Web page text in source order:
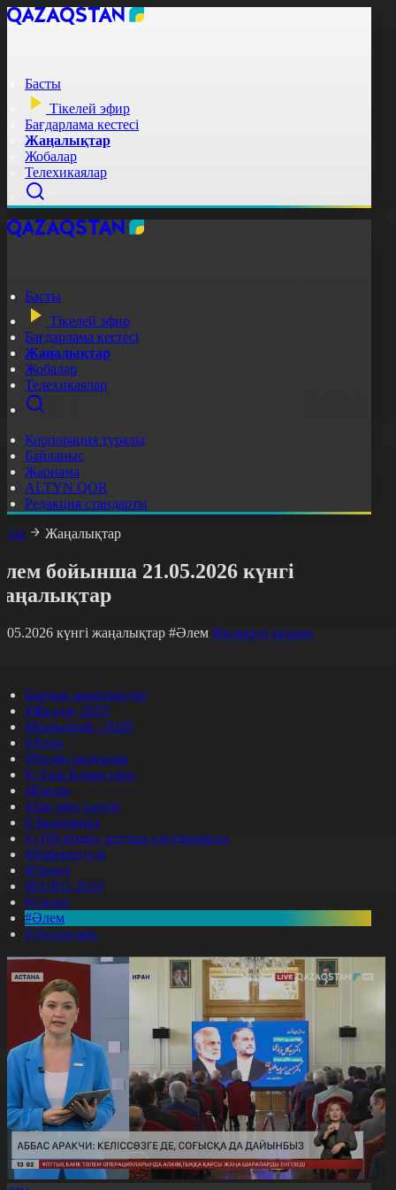
Басты
Тікелей эфир
Бағдарлама кестесі
Жаңалықтар
Жобалар
Телехикаялар
Басты
Тікелей эфир
Бағдарлама кестесі
Жаңалықтар
Жобалар
Телехикаялар
Корпорация туралы
Байланыс
Жарнама
ALTYN QOR
Редакция стандарты
Жаңалықтар
бойынша 21.05.2026 күнгі
күнгі жаңалықтар #Әлем Фильтрді тазалау
Барлық жаңалықтар
#Жолдау 2025
#Құрылтай - 2026
#Апта
#Ресми оқиғалар
#«Таза Қазақстан»
#Қоғам
#Заң мен тәртіп
#Экономика
#«100 кітап» ұлттық сауалнамасы
#Референдум
#Оқиға
#EURO 2024
#Спорт
#Әлем
#Денсаулық